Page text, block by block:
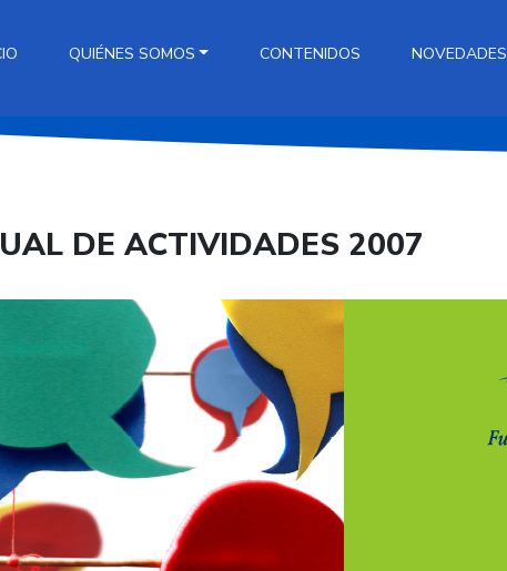
QUIÉNES SOMOS CONTENIDOS NOVEDADES
DE ACTIVIDADES 2007